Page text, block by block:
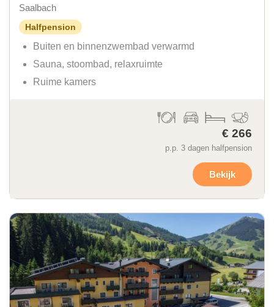
Saalbach
Halfpension
Buiten en binnenzwembad verwarmd
Sauna, stoombad, relaxruimte
Ruime kamers
€ 266
p.p. 3 dagen halfpension
Bekijk